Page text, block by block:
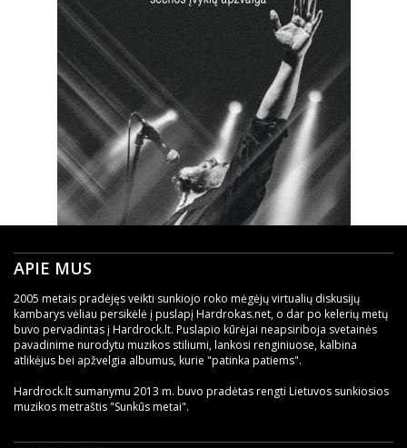
APIE MUS
2005 metais pradėjęs veikti sunkiojo roko mėgėjų virtualių diskusijų
kambarys vėliau persikėlė į puslapį Hardrokas.net, o dar po kelerių metų
buvo pervadintas į Hardrock.lt. Puslapio kūrėjai neapsiriboja svetainės
pavadinime nurodytu muzikos stiliumi, lankosi renginiuose, kalbina
atlikėjus bei apžvelgia albumus, kurie "patinka patiems".
Hardrock.lt sumanymu 2013 m. buvo pradėtas rengti Lietuvos sunkiosios
muzikos metraštis "Sunkūs metai".